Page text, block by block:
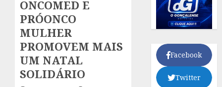
ONCOMED E
PRÓONCO
MULHER
PROMOVEM MAIS
UM NATAL
SOLIDÁRIO
Facebook
Twitter